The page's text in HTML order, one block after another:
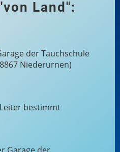
Land":
der Tauchschule
Niederurnen)
bestimmt